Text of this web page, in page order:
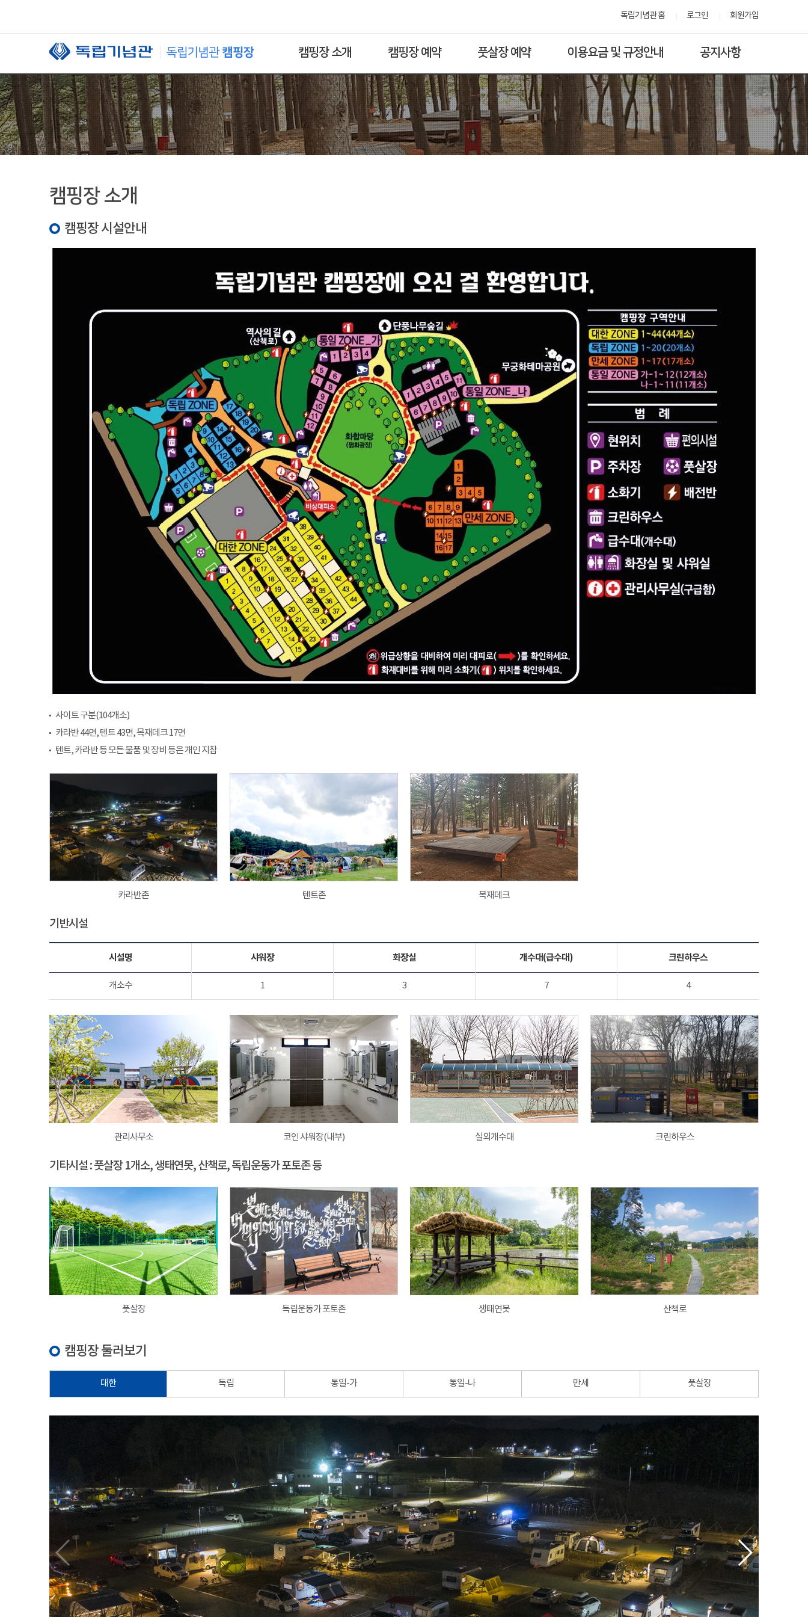
독립기념관 홈 로그인 회원가입
캠핑장 소개 캠핑장 예약 풋살장 예약 이용요금 및 규정안내 공지사항
캠핑장 소개
캠핑장 시설안내
사이트 구분(104개소)
카라반 44면, 텐트 43면, 목재데크 17면
텐트, 카라반 등 모든 물품 및 장비 등은 개인 지참
카라반존 텐트존 목재데크
기반시설
시설명 샤워장 화장실 개수대(급수대) 크린하우스
개소수 1 3 7 4
관리사무소 코인 샤워장(내부) 실외개수대 크린하우스
기타시설 : 풋살장 1개소, 생태연못, 산책로, 독립운동가 포토존 등
풋살장 독립운동가 포토존 생태연못 산책로
캠핑장 둘러보기
대한 독립 통일-가 통일-나 만세 풋살장